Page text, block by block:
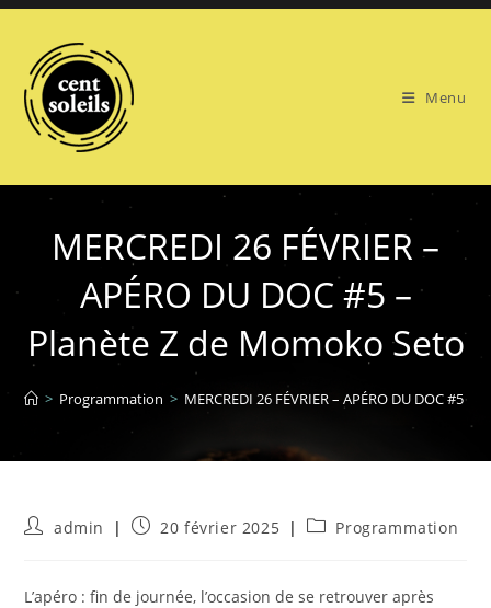
Skip
content
Menu
MERCREDI 26 FÉVRIER –
APÉRO DU DOC #5 –
Planète Z de Momoko Seto
> Programmation > MERCREDI 26 FÉVRIER – APÉRO DU DOC #5
Auteur/autrice
publication :
admin
Publication
20 février 2025
PostProgrammation
L’apéro : fin de journée, l’occasion de se retrouver après